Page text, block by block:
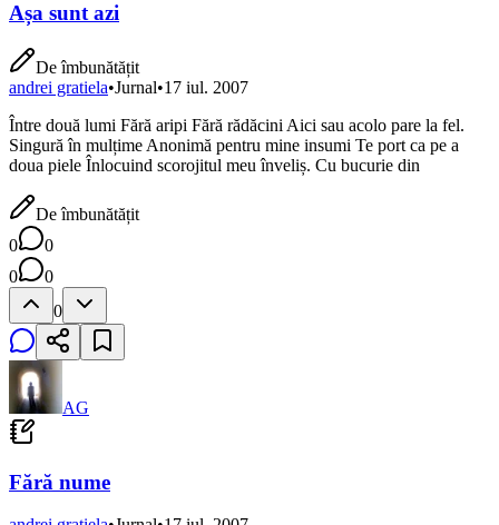
Așa sunt azi
De îmbunătățit
andrei gratiela•Jurnal•17 iul. 2007
Între două lumi Fără aripi Fără rădăcini Aici sau acolo pare la fel.
Singură în mulțime Anonimă pentru mine insumi Te port ca pe a
doua piele Înlocuind scorojitul meu înveliș. Cu bucurie din
De îmbunătățit
0
0
0
0
0
AG
Fără nume